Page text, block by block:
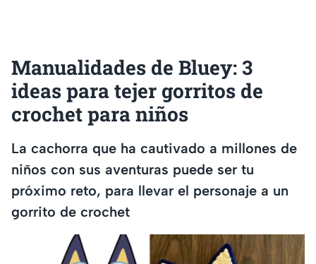
Manualidades de Bluey: 3
ideas para tejer gorritos de
crochet para niños
La cachorra que ha cautivado a millones de
niños con sus aventuras puede ser tu
próximo reto, para llevar el personaje a un
gorrito de crochet